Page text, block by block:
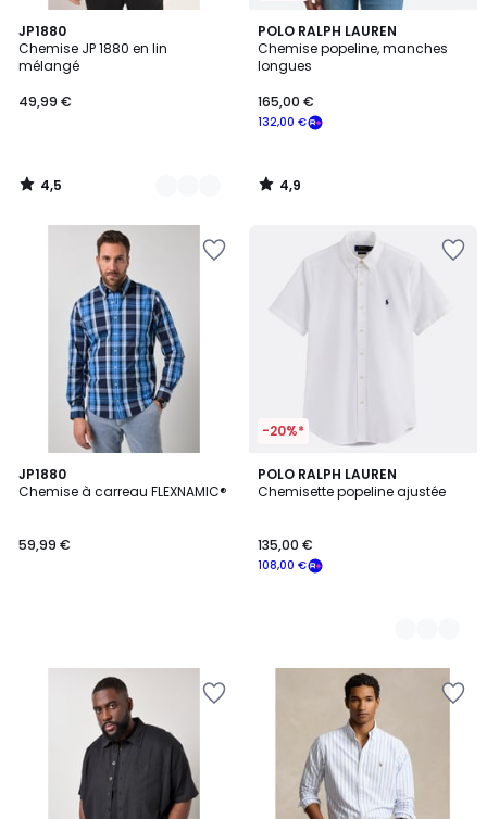
JP1880
Chemise JP 1880 en lin
mélangé
49,99 €
4,5
/ 5
8
Couleurs
4,5
/
POLO RALPH LAUREN
Chemise popeline, manches
longues
132,00 €
165,00 €
4,9
/ 5
4,9
/
JP1880
Chemise à carreau FLEXNAMIC®
59,99 €
-20%*
POLO RALPH LAUREN
Chemisette popeline ajustée
108,00 €
135,00 €
3
Couleurs